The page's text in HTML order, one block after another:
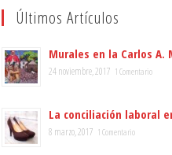
Últimos Artículos
Murales en la Carlos A.
24 noviembre, 2017 1 Comentario
La conciliación laboral
8 marzo, 2017 1 Comentario